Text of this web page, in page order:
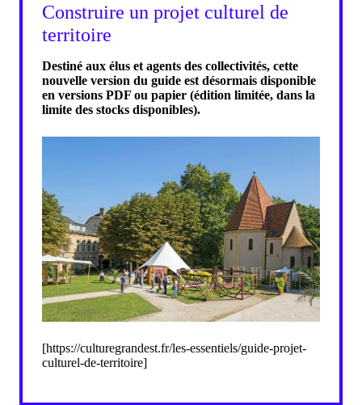
Construire un projet culturel de
territoire
Destiné aux élus et agents des collectivités, cette
nouvelle version du guide est désormais disponible
en versions PDF ou papier (édition limitée, dans la
limite des stocks disponibles).
[https://culturegrandest.fr/les-essentiels/guide-projet-
culturel-de-territoire]